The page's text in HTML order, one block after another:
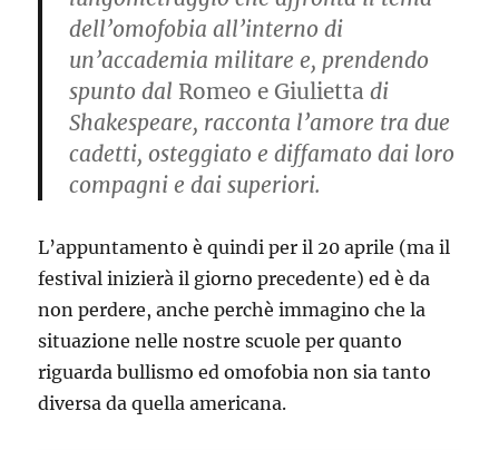
dell’omofobia all’interno di
un’accademia militare e, prendendo
spunto dal Romeo e Giulietta di
Shakespeare, racconta l’amore tra due
cadetti, osteggiato e diffamato dai loro
compagni e dai superiori.
L’appuntamento è quindi per il 20 aprile (ma il
festival inizierà il giorno precedente) ed è da
non perdere, anche perchè immagino che la
situazione nelle nostre scuole per quanto
riguarda bullismo ed omofobia non sia tanto
diversa da quella americana.